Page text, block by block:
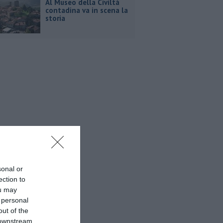
or
to
may
of the
Al Museo della Civiltà
contadina va in scena la
storia